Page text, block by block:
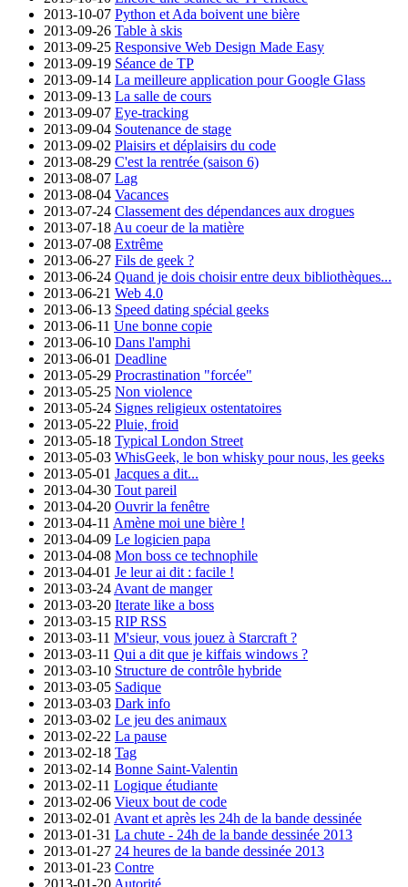
2013-10-07 Python et Ada boivent une bière
2013-09-26 Table à skis
2013-09-25 Responsive Web Design Made Easy
2013-09-19 Séance de TP
2013-09-14 La meilleure application pour Google Glass
2013-09-13 La salle de cours
2013-09-07 Eye-tracking
2013-09-04 Soutenance de stage
2013-09-02 Plaisirs et déplaisirs du code
2013-08-29 C'est la rentrée (saison 6)
2013-08-07 Lag
2013-08-04 Vacances
2013-07-24 Classement des dépendances aux drogues
2013-07-18 Au coeur de la matière
2013-07-08 Extrême
2013-06-27 Fils de geek ?
2013-06-24 Quand je dois choisir entre deux bibliothèques...
2013-06-21 Web 4.0
2013-06-13 Speed dating spécial geeks
2013-06-11 Une bonne copie
2013-06-10 Dans l'amphi
2013-06-01 Deadline
2013-05-29 Procrastination "forcée"
2013-05-25 Non violence
2013-05-24 Signes religieux ostentatoires
2013-05-22 Pluie, froid
2013-05-18 Typical London Street
2013-05-03 WhisGeek, le bon whisky pour nous, les geeks
2013-05-01 Jacques a dit...
2013-04-30 Tout pareil
2013-04-20 Ouvrir la fenêtre
2013-04-11 Amène moi une bière !
2013-04-09 Le logicien papa
2013-04-08 Mon boss ce technophile
2013-04-01 Je leur ai dit : facile !
2013-03-24 Avant de manger
2013-03-20 Iterate like a boss
2013-03-15 RIP RSS
2013-03-11 M'sieur, vous jouez à Starcraft ?
2013-03-11 Qui a dit que je kiffais windows ?
2013-03-10 Structure de contrôle hybride
2013-03-05 Sadique
2013-03-03 Dark info
2013-03-02 Le jeu des animaux
2013-02-22 La pause
2013-02-18 Tag
2013-02-14 Bonne Saint-Valentin
2013-02-11 Logique étudiante
2013-02-06 Vieux bout de code
2013-02-01 Avant et après les 24h de la bande dessinée
2013-01-31 La chute - 24h de la bande dessinée 2013
2013-01-27 24 heures de la bande dessinée 2013
2013-01-23 Contre
2013-01-20 Autorité